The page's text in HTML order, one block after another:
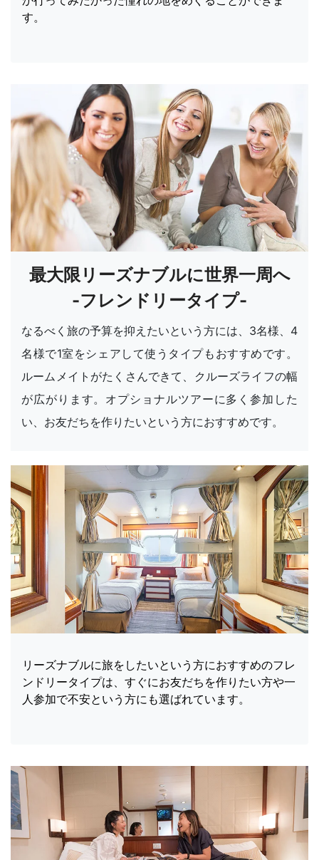
す。
最大限リーズナブルに世界一周へ
-フレンドリータイプ-
なるべく旅の予算を抑えたいという方には、3名様、4
名様で1室をシェアして使うタイプもおすすめです。
ルームメイトがたくさんできて、クルーズライフの幅
が広がります。オプショナルツアーに多く参加した
い、お友だちを作りたいという方におすすめです。
リーズナブルに旅をしたいという方におすすめのフレ
ンドリータイプは、すぐにお友だちを作りたい方や一
人参加で不安という方にも選ばれています。